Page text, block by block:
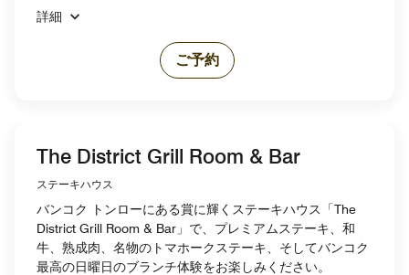
詳細
ご予約
The District Grill Room & Bar
ステーキハウス
バンコク トンローにある賞に輝くステーキハウス「The
District Grill Room & Bar」で、プレミアムステーキ、和
牛、熟成肉、名物のトマホークステーキ、そしてバンコク
最高の日曜日のブランチ体験をお楽しみください。